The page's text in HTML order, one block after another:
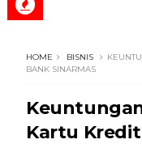
HOME BISNIS
BANK SINARMAS
Kartu